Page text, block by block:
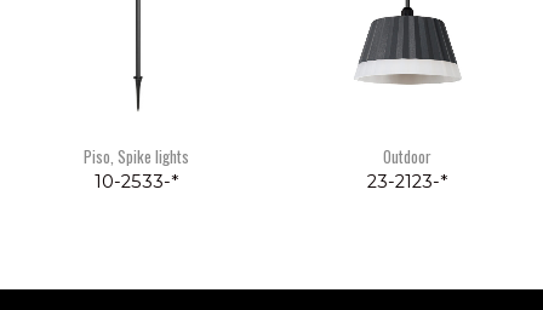
Piso, Spike lights
10-2533-*
Outdoor
23-2123-*